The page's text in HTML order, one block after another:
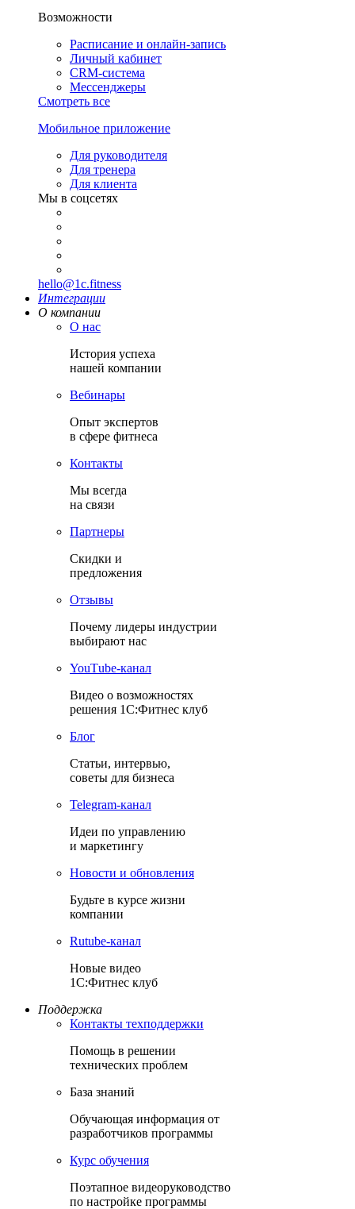
Возможности
Расписание и онлайн-запись
Личный кабинет
CRM-система
Мессенджеры
Смотреть все
Мобильное приложение
Для руководителя
Для тренера
Для клиента
Мы в соцсетях
hello@1c.fitness
Интеграции
О компании
О нас
История успеха
нашей компании
Вебинары
Опыт экспертов
в сфере фитнеса
Контакты
Мы всегда
на связи
Партнеры
Скидки и
предложения
Отзывы
Почему лидеры индустрии
выбирают нас
YouТube-канал
Видео о возможностях
решения 1С:Фитнес клуб
Блог
Статьи, интервью,
советы для бизнеса
Теlegram-канал
Идеи по управлению
и маркетингу
Новости и обновления
Будьте в курсе жизни
компании
Rutube-канал
Новые видео
1С:Фитнес клуб
Поддержка
Контакты техподдержки
Помощь в решении
технических проблем
База знаний
Обучающая информация от
разработчиков программы
Курс обучения
Поэтапное видеоруководство
по настройке программы